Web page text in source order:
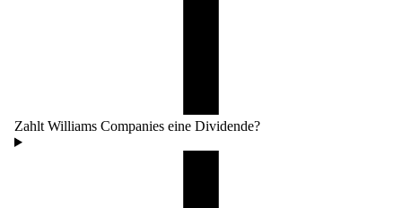
Zahlt Williams Companies eine Dividende?